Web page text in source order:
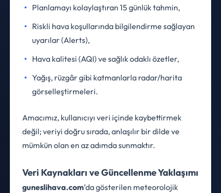
Planlamayı kolaylaştıran 15 günlük tahmin,
Riskli hava koşullarında bilgilendirme sağlayan
uyarılar (Alerts),
Hava kalitesi (AQI) ve sağlık odaklı özetler,
Yağış, rüzgâr gibi katmanlarla radar/harita
görselleştirmeleri.
Amacımız, kullanıcıyı veri içinde kaybettirmek
değil; veriyi doğru sırada, anlaşılır bir dilde ve
mümkün olan en az adımda sunmaktır.
Veri Kaynakları ve Güncellenme Yaklaşımı
guneslihava.com’da gösterilen meteorolojik